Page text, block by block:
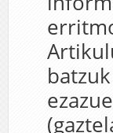
ezazue